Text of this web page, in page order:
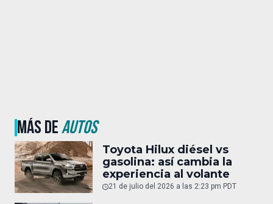
MÁS DEAUTOS
Toyota Hilux diésel vs
gasolina: así cambia la
experiencia al volante
21 de julio del 2026 a las 2:23 pm PDT